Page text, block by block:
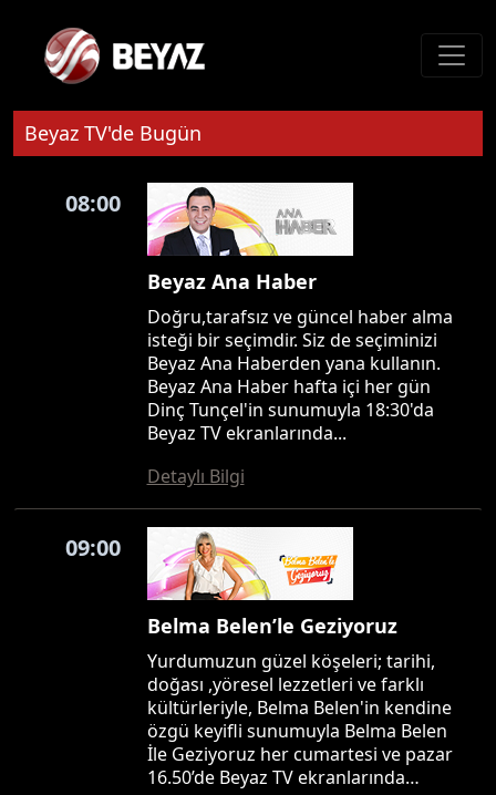
Beyaz TV'de Bugün
08:00
Beyaz Ana Haber
Doğru,tarafsız ve güncel haber alma
isteği bir seçimdir. Siz de seçiminizi
Beyaz Ana Haberden yana kullanın.
Beyaz Ana Haber hafta içi her gün
Dinç Tunçel'in sunumuyla 18:30'da
Beyaz TV ekranlarında...
Detaylı Bilgi
09:00
Belma Belen’le Geziyoruz
Yurdumuzun güzel köşeleri; tarihi,
doğası ,yöresel lezzetleri ve farklı
kültürleriyle, Belma Belen'in kendine
özgü keyifli sunumuyla Belma Belen
İle Geziyoruz her cumartesi ve pazar
16.50’de Beyaz TV ekranlarında…